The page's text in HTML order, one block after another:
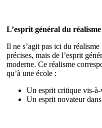
L’esprit général du
Il ne s’agit pas ici du
précises, mais de l’esprit
moderne. Ce réalisme
qu’à une école :
Un esprit critique vis-
Un esprit novateur